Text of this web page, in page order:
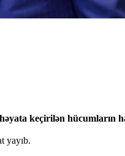
keçirilən hücumların
yayıb.